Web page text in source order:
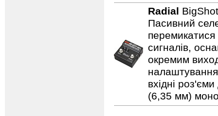
Radial
Пасивний
сигналів,
окремим
вхідні
(6,35 мм)